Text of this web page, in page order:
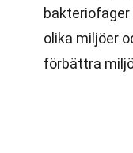
bakteriofager
olika miljöer
förbättra